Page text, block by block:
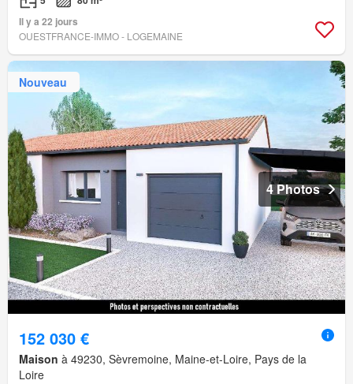
Il y a 22 jours
OUESTFRANCE-IMMO - LOGEMAINE
Nouveau
4 Photos
152 030 €
Maison à 49230, Sèvremoine, Maine-et-Loire, Pays de la
Loire